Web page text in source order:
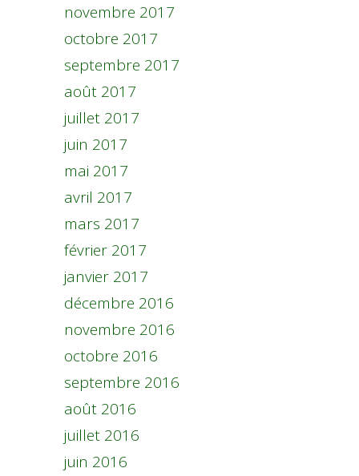
novembre 2017
octobre 2017
septembre 2017
août 2017
juillet 2017
juin 2017
mai 2017
avril 2017
mars 2017
février 2017
janvier 2017
décembre 2016
novembre 2016
octobre 2016
septembre 2016
août 2016
juillet 2016
juin 2016